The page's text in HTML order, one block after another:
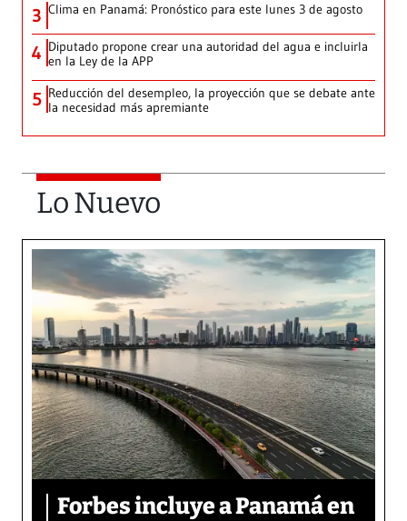
3 Clima en Panamá: Pronóstico para este lunes 3 de agosto
4 Diputado propone crear una autoridad del agua e incluirla
en la Ley de la APP
5 Reducción del desempleo, la proyección que se debate ante
la necesidad más apremiante
Lo Nuevo
Forbes incluye a Panamá en